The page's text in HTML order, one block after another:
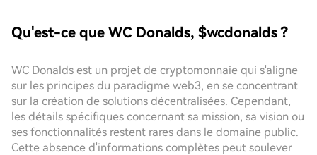
Qu'est-ce que WC Donalds, $wcdonalds ?
WC Donalds est un projet de cryptomonnaie qui s'aligne
sur les principes du paradigme web3, en se concentrant
sur la création de solutions décentralisées. Cependant,
les détails spécifiques concernant sa mission, sa vision ou
ses fonctionnalités restent rares dans le domaine public.
Cette absence d'informations complètes peut soulever